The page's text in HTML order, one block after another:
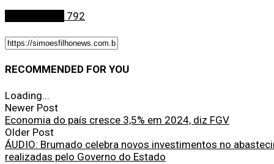
792
RECOMMENDED FOR YOU
Loading...
Newer Post
Economia do país cresce 3,5% em 2024, diz FGV
Older Post
ÁUDIO: Brumado celebra novos investimentos no
realizadas pelo Governo do Estado